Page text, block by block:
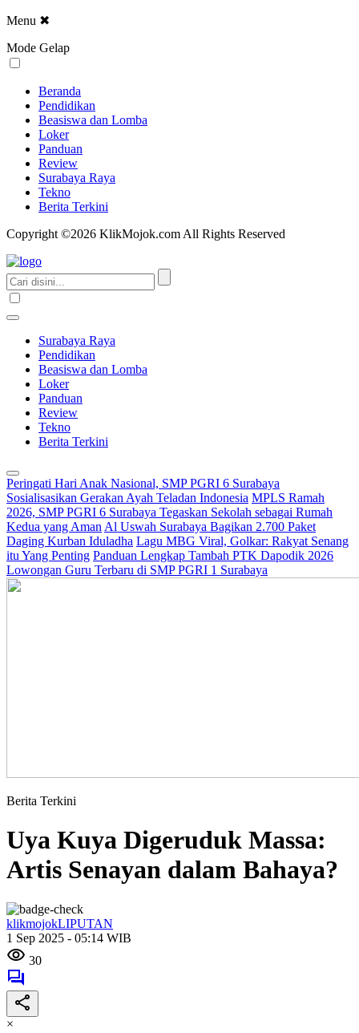
Menu ✖
Mode Gelap
Beranda
Pendidikan
Beasiswa dan Lomba
Loker
Panduan
Review
Surabaya Raya
Tekno
Berita Terkini
Copyright ©2026 KlikMojok.com All Rights Reserved
Surabaya Raya
Pendidikan
Beasiswa dan Lomba
Loker
Panduan
Review
Tekno
Berita Terkini
Peringati Hari Anak Nasional, SMP PGRI 6 Surabaya
Sosialisasikan Gerakan Ayah Teladan Indonesia MPLS Ramah
2026, SMP PGRI 6 Surabaya Tegaskan Sekolah sebagai Rumah
Kedua yang Aman Al Uswah Surabaya Bagikan 2.700 Paket
Daging Kurban Iduladha Lagu MBG Viral, Golkar: Rakyat Senang
itu Yang Penting Panduan Lengkap Tambah PTK Dapodik 2026
Lowongan Guru Terbaru di SMP PGRI 1 Surabaya
Berita Terkini
Uya Kuya Digeruduk Massa:
Artis Senayan dalam Bahaya?
klikmojokLIPUTAN
1 Sep 2025 - 05:14 WIB
30
×